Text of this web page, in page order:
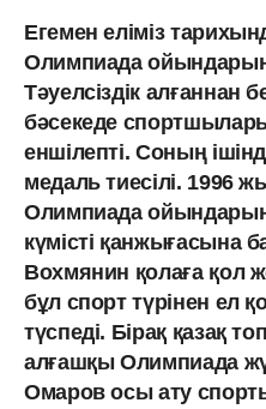
Егемен еліміз
Олимпиада
Тәуелсіздік алғаннан
бәсекеде
еншілепті. Соның
медаль тиесілі. 1996
Олимпиада
күмісті қанжығасына
Вохмянин қолаға қол
бұл спорт түрінен ел
түспеді. Бірақ қазақ
алғашқы Олимпиада
Омаров осы ату